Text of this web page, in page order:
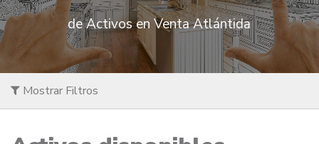
de Activos en Venta Atlántida
Mostrar Filtros